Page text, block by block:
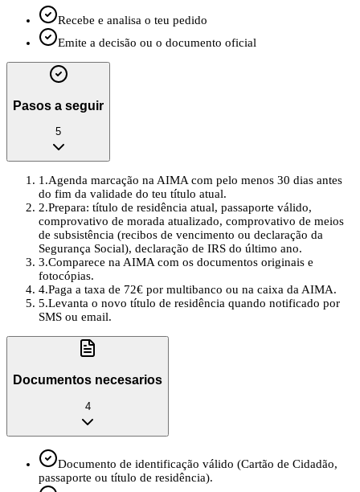
Recebe e analisa o teu pedido
Emite a decisão ou o documento oficial
Pasos a seguir
5
1.Agenda marcação na AIMA com pelo menos 30 dias antes
do fim da validade do teu título atual.
2.Prepara: título de residência atual, passaporte válido,
comprovativo de morada atualizado, comprovativo de meios
de subsistência (recibos de vencimento ou declaração da
Segurança Social), declaração de IRS do último ano.
3.Comparece na AIMA com os documentos originais e
fotocópias.
4.Paga a taxa de 72€ por multibanco ou na caixa da AIMA.
5.Levanta o novo título de residência quando notificado por
SMS ou email.
Documentos necesarios
4
Documento de identificação válido (Cartão de Cidadão,
passaporte ou título de residência).